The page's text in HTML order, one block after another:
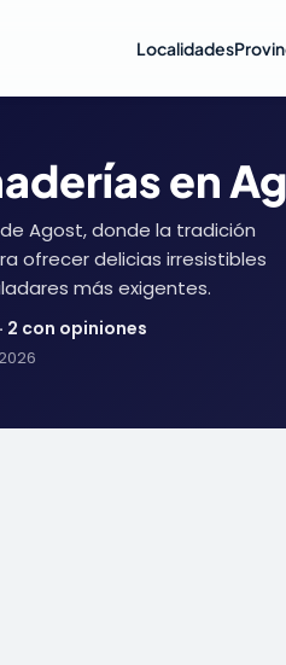
Localidades
en
Agost, donde la tradición
ofrecer delicias irresistibles
más exigentes.
2 con opiniones